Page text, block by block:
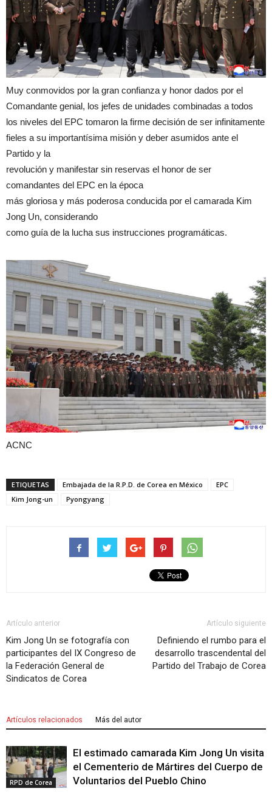
Muy conmovidos por la gran confianza y honor dados por el
Comandante genial, los jefes de unidades combinadas a todos
los niveles del EPC tomaron la firme decisión de ser infinitamente
fieles a su importantísima misión y deber asumidos ante el
Partido y la
revolución y manifestar sin reservas el honor de ser
comandantes del EPC en la época
más gloriosa y más poderosa conducida por el camarada Kim
Jong Un, considerando
como guía de la lucha sus instrucciones programáticas.
ACNC
ETIQUETAS Embajada de la R.P.D. de Corea en México
EPC
Kim Jong-un
Pyongyang
Artículo anterior
Kim Jong Un se fotografía con
participantes del IX Congreso de
la Federación General de
Sindicatos de Corea
Artículo siguiente
Definiendo el rumbo para el
desarrollo trascendental del
Partido del Trabajo de Corea
Artículos relacionados Más del autor
RPD de Corea
El estimado camarada Kim Jong Un visita
el Cementerio de Mártires del Cuerpo de
Voluntarios del Pueblo Chino